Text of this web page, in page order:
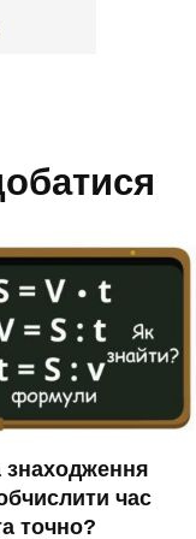
час
точно?